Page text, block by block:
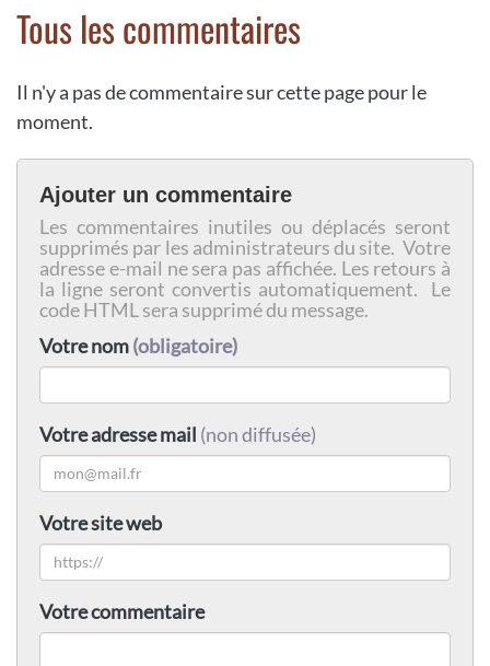
Tous les commentaires
Il n'y a pas de commentaire sur cette page pour le
moment.
Ajouter un commentaire
Les commentaires inutiles ou déplacés seront
supprimés par les administrateurs du site. Votre
adresse e-mail ne sera pas affichée. Les retours à
la ligne seront convertis automatiquement. Le
code HTML sera supprimé du message.
Votre nom(obligatoire)
Votre adresse mail (non diffusée)
Votre site web
Votre commentaire